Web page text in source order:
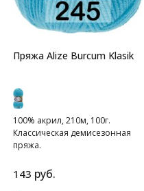
Пряжа Alize Burcum Klasik
100% акрил, 210м, 100г.
Классическая демисезонная
пряжа.
143 руб.